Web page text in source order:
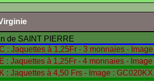
de SAINT PIERRE